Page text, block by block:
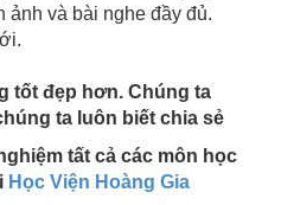
ảnh và bài nghe đầy đủ.
tốt đẹp hơn. Chúng ta
ta luôn biết chia sẻ
tất cả các môn học
Học Viện Hoàng Gia